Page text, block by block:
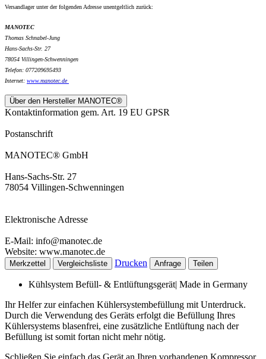
Versandlager unter der folgenden Adresse unentgeltlich zurück:
MANOTEC
Thomas Schnabel-Jung
Hans-Sachs-Str. 27
78054 Villingen-Schwenningen
Telefon: 077209695493
Internet: www.manotec.de
Über den Hersteller MANOTEC®
Kontaktinformation gem. Art. 19 EU GPSR
Postanschrift
MANOTEC® GmbH
Hans-Sachs-Str. 27
78054 Villingen-Schwenningen
Elektronische Adresse
E-Mail: info@manotec.de
Website: www.manotec.de
Merkzettel Vergleichsliste Drucken Anfrage Teilen
Kühlsystem Befüll- & Entlüftungsgerät| Made in Germany
Ihr Helfer zur einfachen Kühlersystembefüllung mit Unterdruck.
Durch die Verwendung des Geräts erfolgt die Befüllung Ihres
Kühlersystems blasenfrei, eine zusätzliche Entlüftung nach der
Befüllung ist somit fortan nicht mehr nötig.
Schließen Sie einfach das Gerät an Ihren vorhandenen Kompressor